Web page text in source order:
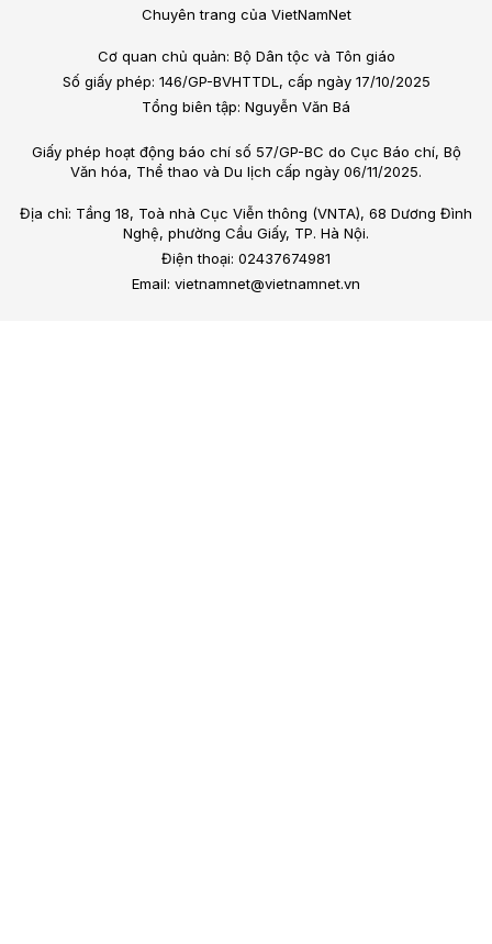
Chuyên trang của VietNamNet
Cơ quan chủ quản: Bộ Dân tộc và Tôn giáo
Số giấy phép: 146/GP-BVHTTDL, cấp ngày 17/10/2025
Tổng biên tập: Nguyễn Văn Bá
Giấy phép hoạt động báo chí số 57/GP-BC do Cục Báo chí, Bộ
Văn hóa, Thể thao và Du lịch cấp ngày 06/11/2025.
Địa chỉ: Tầng 18, Toà nhà Cục Viễn thông (VNTA), 68 Dương Đình
Nghệ, phường Cầu Giấy, TP. Hà Nội.
Điện thoại: 02437674981
Email: vietnamnet@vietnamnet.vn